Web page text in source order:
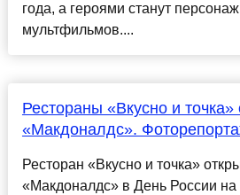
года, а героями станут
мультфильмов....
Рестораны «Вкусно и
«Макдоналдс».
Ресторан «Вкусно и точка»
«Макдоналдс» в День России